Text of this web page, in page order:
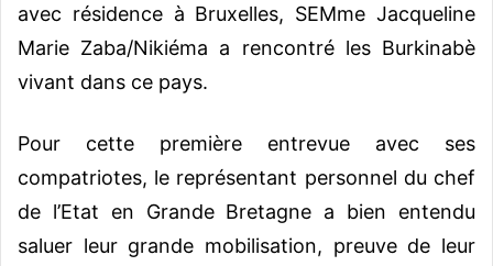
avec résidence à Bruxelles, SEMme Jacqueline
Marie Zaba/Nikiéma a rencontré les Burkinabè
vivant dans ce pays.
Pour cette première entrevue avec ses
compatriotes, le représentant personnel du chef
de l’Etat en Grande Bretagne a bien entendu
saluer leur grande mobilisation, preuve de leur